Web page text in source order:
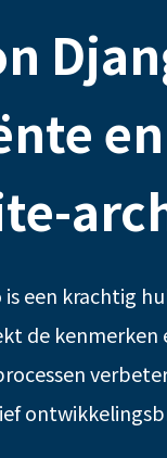
is een krachtig
de kenmerken